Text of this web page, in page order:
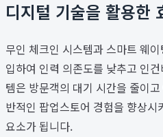
디지털 기술을 활용한
무인 체크인 시스템과 스마트 웨
입하여 인력 의존도를 낮추고 인
템은 방문객의 대기 시간을 줄이
반적인 팝업스토어 경험을 향상시
요소가 됩니다.